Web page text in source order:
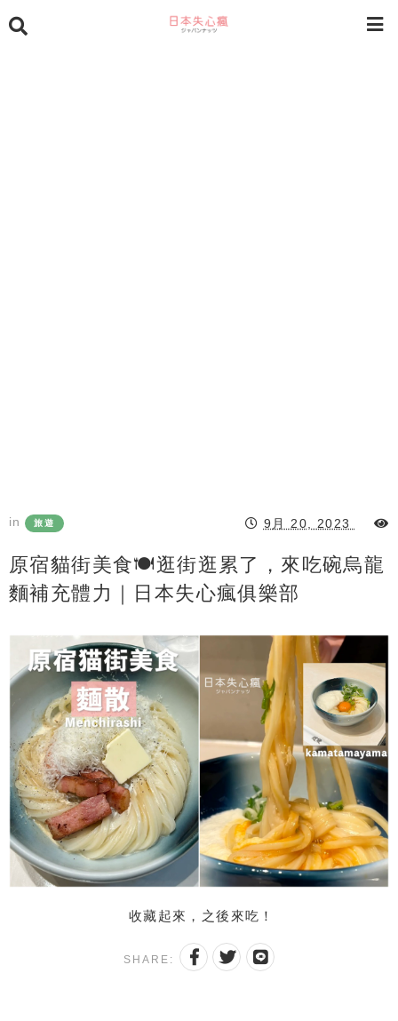
in 旅遊 9月 20, 2023
原宿貓街美食🍽逛街逛累了，來吃碗烏龍
麵補充體力｜日本失心瘋俱樂部
收藏起來，之後來吃！
SHARE: